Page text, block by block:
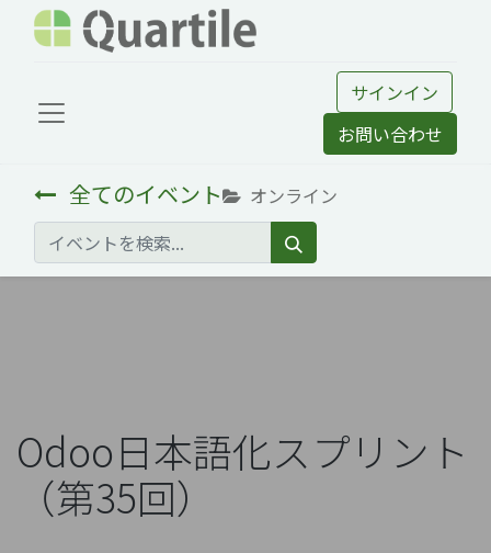
サインイン
お問い合わせ
全てのイベント オンライン
Odoo日本語化スプリント
（第35回）